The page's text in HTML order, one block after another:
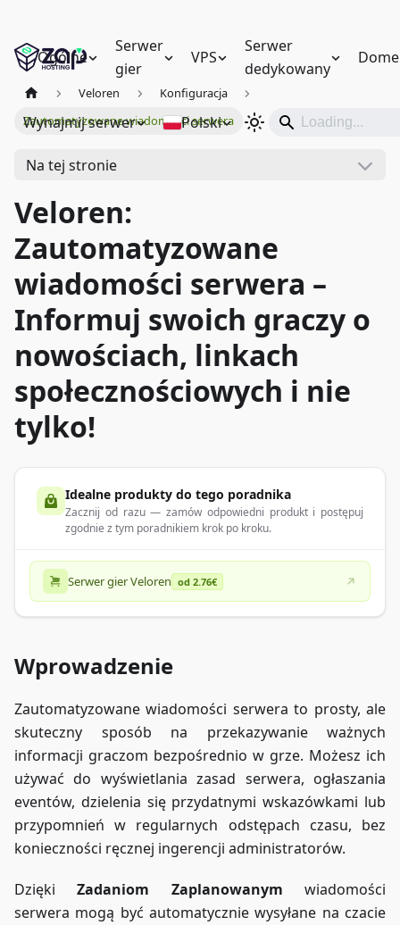
Ogólne
Serwer
gier
VPS
Serwer
dedykowany
Wynajmij serwer Polski
Veloren
Konfiguracja
Zautomatyzowane wiadomości serwera
Na tej stronie
Veloren:
Zautomatyzowane
wiadomości serwera –
Informuj swoich graczy o
nowościach, linkach
społecznościowych i nie
tylko!
Idealne produkty do tego poradnika
Zacznij od razu — zamów odpowiedni produkt i postępuj
zgodnie z tym poradnikiem krok po kroku.
Serwer gier Veloren od 2.76€
Wprowadzenie
Zautomatyzowane wiadomości serwera to prosty, ale
skuteczny sposób na przekazywanie ważnych
informacji graczom bezpośrednio w grze. Możesz ich
używać do wyświetlania zasad serwera, ogłaszania
eventów, dzielenia się przydatnymi wskazówkami lub
przypomnień w regularnych odstępach czasu, bez
konieczności ręcznej ingerencji administratorów.
DziękiZadaniom Zaplanowanym wiadomości
serwera mogą być automatycznie wysyłane na czacie